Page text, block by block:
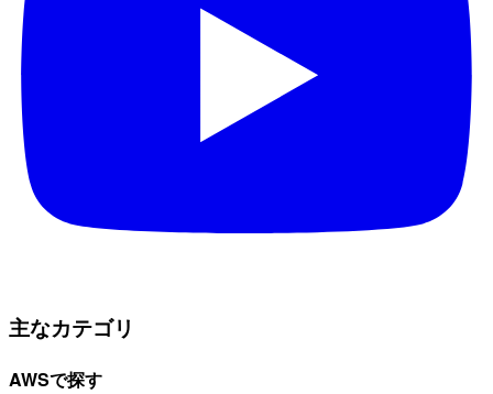
主なカテゴリ
AWSで探す